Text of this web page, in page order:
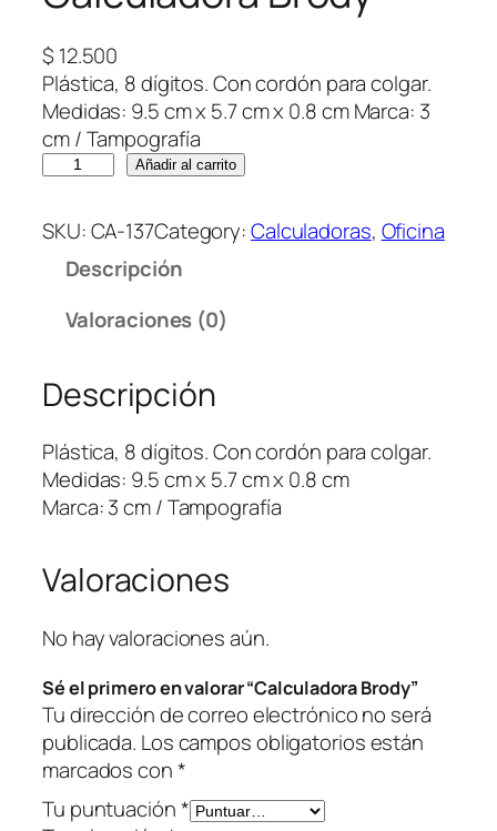
$ 12.500
Plástica, 8 dígitos. Con cordón para colgar.
Medidas: 9.5 cm x 5.7 cm x 0.8 cm Marca: 3
cm / Tampografía
l
c
o
r
a
B
r
y
a
t
d
a
d
Añadir al carrito
SKU:CA-137Category:Calculadoras, Oficina
Descripción
Valoraciones (0)
Descripción
Plástica, 8 dígitos. Con cordón para colgar.
Medidas: 9.5 cm x 5.7 cm x 0.8 cm
Marca: 3 cm / Tampografía
Valoraciones
No hay valoraciones aún.
Sé el primero en valorar “Calculadora Brody”
Tu dirección de correo electrónico no será
publicada. Los campos obligatorios están
marcados con*
Tu puntuación*